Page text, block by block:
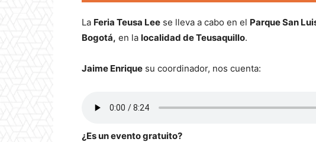
La Feria Teusa Lee se lleva a cabo en el Parque San
Bogotá, en la localidad de Teusaquillo.
Jaime Enrique su coordinador, nos cuenta:
¿Es un evento gratuito?